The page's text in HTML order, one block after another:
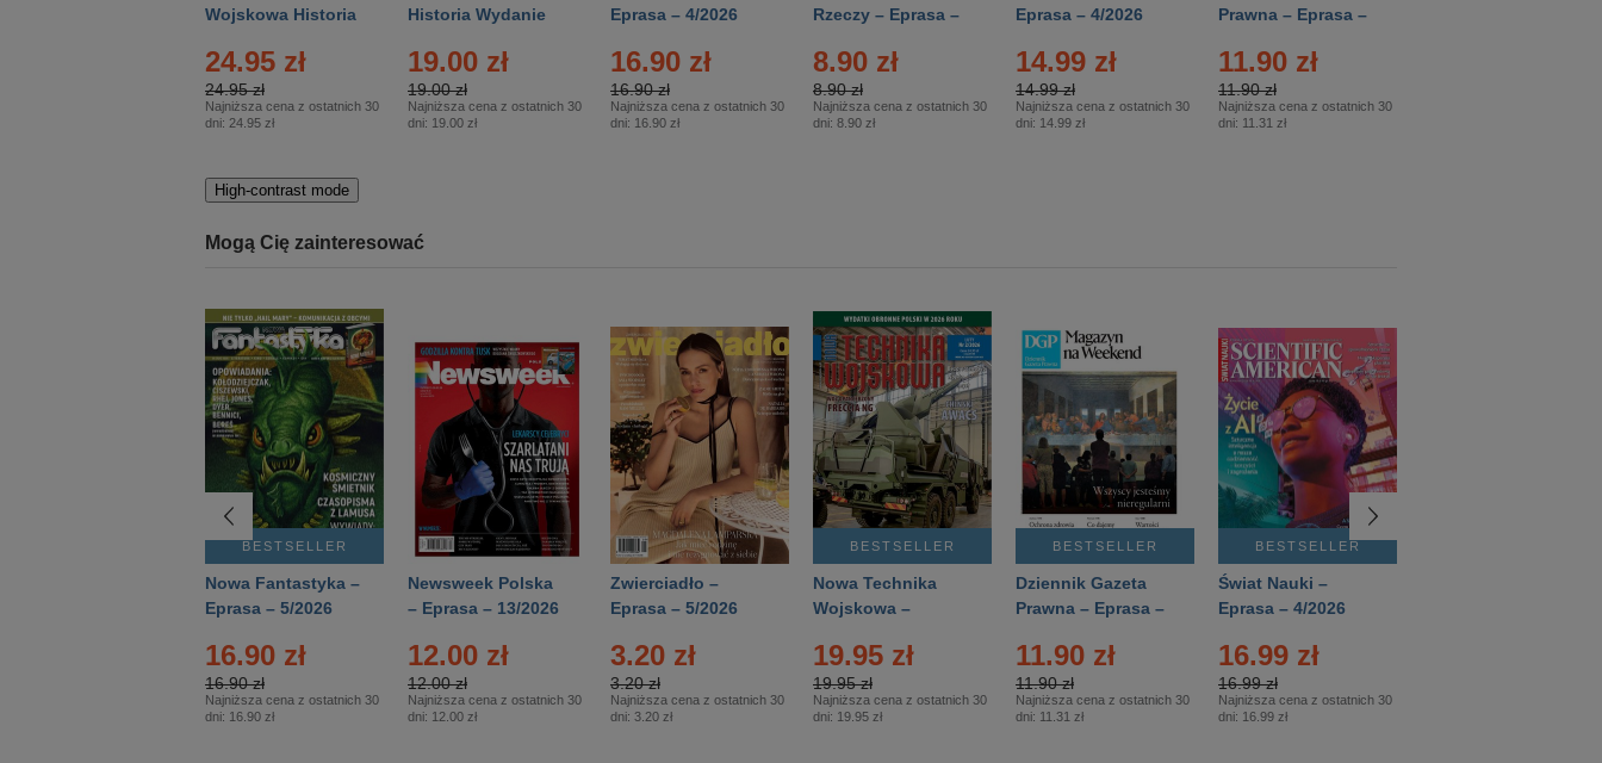
Wojskowa Historia
24.95 zł
24.95 zł
Najniższa cena z ostatnich 30
dni: 24.95 zł
Historia Wydanie
– 2/2026
19.00 zł
19.00 zł
Najniższa cena z ostatnich 30
dni: 19.00 zł
Eprasa – 4/2026
16.90 zł
16.90 zł
Najniższa cena z ostatnich 30
dni: 16.90 zł
Rzeczy – Eprasa –
8.90 zł
8.90 zł
Najniższa cena z ostatnich 30
dni: 8.90 zł
Eprasa – 4/2026
14.99 zł
14.99 zł
Najniższa cena z ostatnich 30
dni: 14.99 zł
Prawna – Eprasa –
11.90 zł
11.90 zł
Najniższa cena z ostatnich 30
dni: 11.31 zł
High-contrast mode
Mogą Cię zainteresować
BESTSELLER
Nowa Fantastyka –
Eprasa – 5/2026
16.90 zł
16.90 zł
Najniższa cena z ostatnich 30
dni: 16.90 zł
Newsweek Polska
– Eprasa – 13/2026
12.00 zł
12.00 zł
Najniższa cena z ostatnich 30
dni: 12.00 zł
Zwierciadło –
Eprasa – 5/2026
3.20 zł
3.20 zł
Najniższa cena z ostatnich 30
dni: 3.20 zł
BESTSELLER
Nowa Technika
Wojskowa –
19.95 zł
19.95 zł
Najniższa cena z ostatnich 30
dni: 19.95 zł
BESTSELLER
Dziennik Gazeta
Prawna – Eprasa –
11.90 zł
11.90 zł
Najniższa cena z ostatnich 30
dni: 11.31 zł
BESTSELLER
Świat Nauki –
Eprasa – 4/2026
16.99 zł
16.99 zł
Najniższa cena z ostatnich 30
dni: 16.99 zł